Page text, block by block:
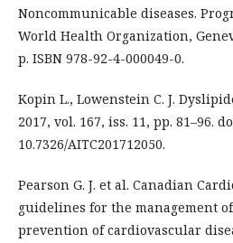
Noncommunicable diseases.
World Health Organization,
p. ISBN 978-92-4-000049-0.
Kopin L., Lowenstein C. J.
2017, vol. 167, iss. 11, pp. 81–96.
10.7326/AITC201712050.
Pearson G. J. et al. Canadian
guidelines for the management
prevention of cardiovascular